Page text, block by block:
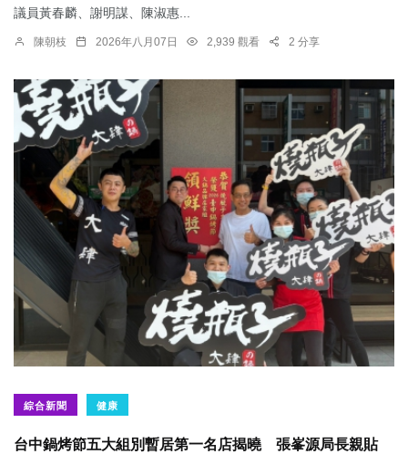
議員黃春麟、謝明謀、陳淑惠...
陳朝枝 2026年八月07日 2,939 觀看 2 分享
綜合新聞 健康
台中鍋烤節五大組別暫居第一名店揭曉 張峯源局長親貼